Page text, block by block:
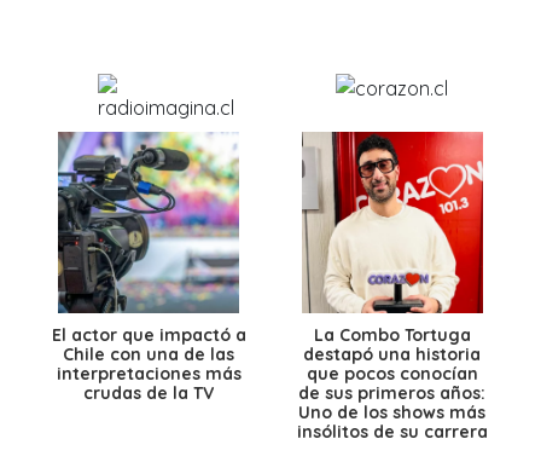
El actor que impactó a
Chile con una de las
interpretaciones más
crudas de la TV
La Combo Tortuga
destapó una historia
que pocos conocían
de sus primeros años:
Uno de los shows más
insólitos de su carrera